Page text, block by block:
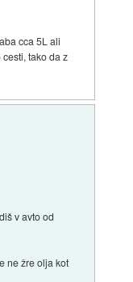
cca 5L ali
tako da z
v avto od
ne žre olja kot